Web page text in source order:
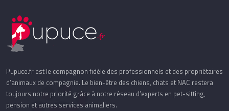
Pupuce.fr est le compagnon fidèle des professionnels et des propriétaires
d’animaux de compagnie. Le bien-être des chiens, chats et NAC restera
toujours notre priorité grâce à notre réseau d’experts en pet-sitting,
pension et autres services animaliers.